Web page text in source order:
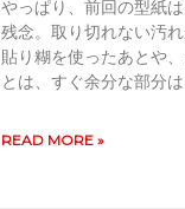
やっぱり、前回の型紙は
残念。取り切れない汚
貼り糊を使ったあとや
とは、すぐ余分な部分
READ MORE »